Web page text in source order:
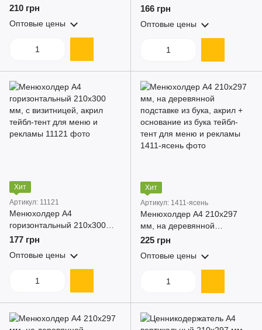
акрил тейбл-тент для меню
210 грн
Оптовые цены
визитницей, двухсторонний,
и рекламы
166 грн
Оптовые цены
Хит
Артикул: 11121
Менюхолдер А4
горизонтальный 210x300
мм, с визитницей, акрил
рекламы
177 грн
Оптовые цены
Хит
Артикул: 1411-ясень
Менюхолдер А4 210x297
мм, на деревянной
подставке из бука, акрил +
тент для меню и рекламы
225 грн
Оптовые цены